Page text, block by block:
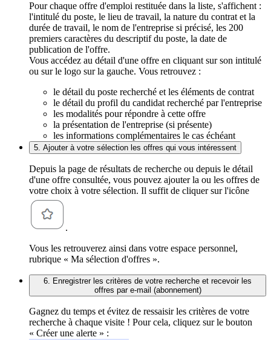
Pour chaque offre d'emploi restituée dans la liste, s'affichent :
l'intitulé du poste, le lieu de travail, la nature du contrat et la
durée de travail, le nom de l'entreprise si précisé, les 200
premiers caractères du descriptif du poste, la date de
publication de l'offre.
Vous accédez au détail d'une offre en cliquant sur son intitulé
ou sur le logo sur la gauche. Vous retrouvez :
le détail du poste recherché et les éléments de contrat
le détail du profil du candidat recherché par l'entreprise
les modalités pour répondre à cette offre
la présentation de l'entreprise (si présente)
les informations complémentaires le cas échéant
5. Ajouter à votre sélection les offres qui vous intéressent
Depuis la page de résultats de recherche ou depuis le détail
d'une offre consultée, vous pouvez ajouter la ou les offres de
votre choix à votre sélection. Il suffit de cliquer sur l'icône
.
Vous les retrouverez ainsi dans votre espace personnel,
rubrique « Ma sélection d'offres ».
6. Enregistrer les critères de votre recherche et recevoir les
offres par e-mail (abonnement)
Gagnez du temps et évitez de ressaisir les critères de votre
recherche à chaque visite ! Pour cela, cliquez sur le bouton
« Créer une alerte » :